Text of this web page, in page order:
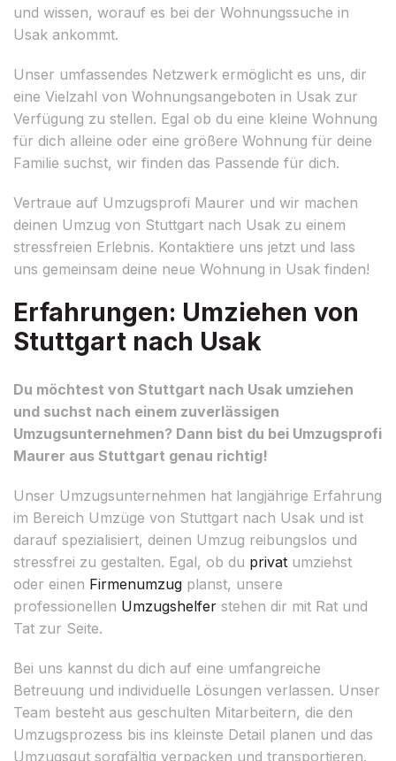
und wissen, worauf es bei der Wohnungssuche in
Usak ankommt.
Unser umfassendes Netzwerk ermöglicht es uns, dir
eine Vielzahl von Wohnungsangeboten in Usak zur
Verfügung zu stellen. Egal ob du eine kleine Wohnung
für dich alleine oder eine größere Wohnung für deine
Familie suchst, wir finden das Passende für dich.
Vertraue auf Umzugsprofi Maurer und wir machen
deinen Umzug von Stuttgart nach Usak zu einem
stressfreien Erlebnis. Kontaktiere uns jetzt und lass
uns gemeinsam deine neue Wohnung in Usak finden!
Erfahrungen: Umziehen von
Stuttgart nach Usak
Du möchtest von Stuttgart nach Usak umziehen
und suchst nach einem zuverlässigen
Umzugsunternehmen? Dann bist du bei Umzugsprofi
Maurer aus Stuttgart genau richtig!
Unser Umzugsunternehmen hat langjährige Erfahrung
im Bereich Umzüge von Stuttgart nach Usak und ist
darauf spezialisiert, deinen Umzug reibungslos und
stressfrei zu gestalten. Egal, ob du privat umziehst
oder einen Firmenumzug planst, unsere
professionellen Umzugshelfer stehen dir mit Rat und
Tat zur Seite.
Bei uns kannst du dich auf eine umfangreiche
Betreuung und individuelle Lösungen verlassen. Unser
Team besteht aus geschulten Mitarbeitern, die den
Umzugsprozess bis ins kleinste Detail planen und das
Umzugsgut sorgfältig verpacken und transportieren.